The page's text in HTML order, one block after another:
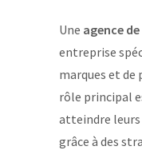
Une agence
entreprise
marques et de
rôle principal
atteindre
grâce à des